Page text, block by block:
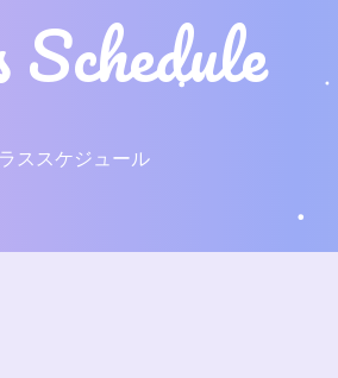
ススケジュール